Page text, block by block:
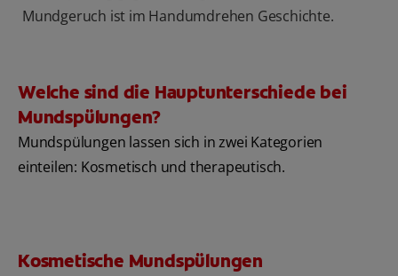
Mundgeruch ist im Handumdrehen Geschichte.
Welche sind die Hauptunterschiede bei
Mundspülungen?
Mundspülungen lassen sich in zwei Kategorien
einteilen: Kosmetisch und therapeutisch.
Kosmetische Mundspülungen